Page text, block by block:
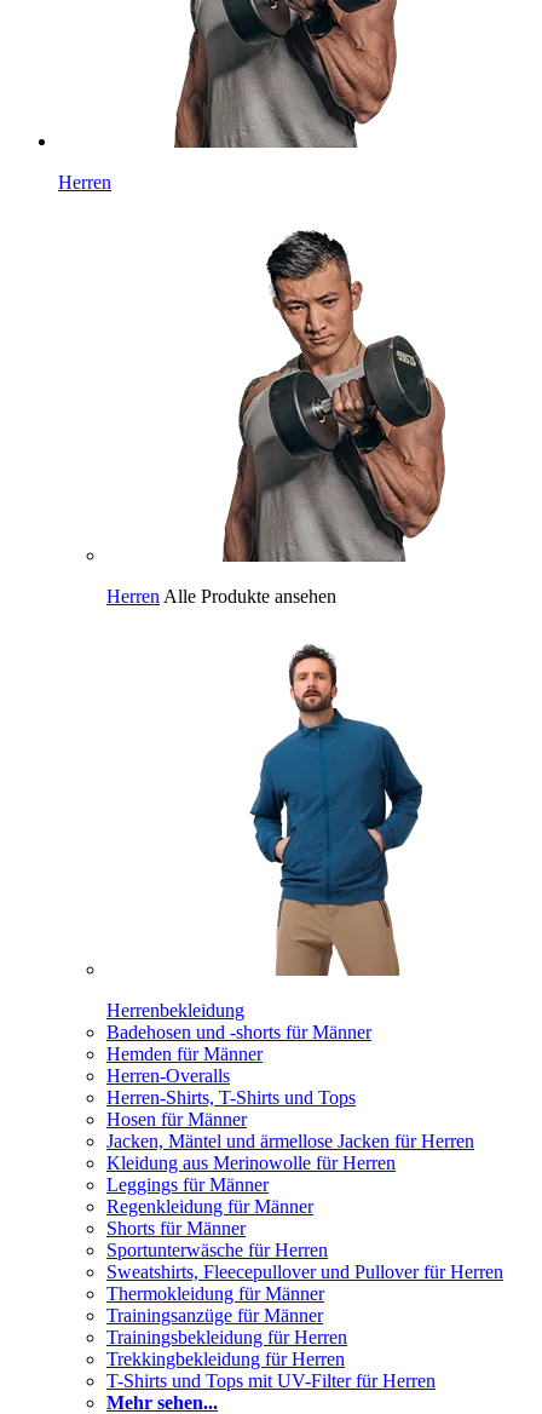
Herren
Herren Alle Produkte ansehen
Herrenbekleidung
Badehosen und -shorts für Männer
Hemden für Männer
Herren-Overalls
Herren-Shirts, T-Shirts und Tops
Hosen für Männer
Jacken, Mäntel und ärmellose Jacken für Herren
Kleidung aus Merinowolle für Herren
Leggings für Männer
Regenkleidung für Männer
Shorts für Männer
Sportunterwäsche für Herren
Sweatshirts, Fleecepullover und Pullover für Herren
Thermokleidung für Männer
Trainingsanzüge für Männer
Trainingsbekleidung für Herren
Trekkingbekleidung für Herren
T-Shirts und Tops mit UV-Filter für Herren
Mehr sehen...